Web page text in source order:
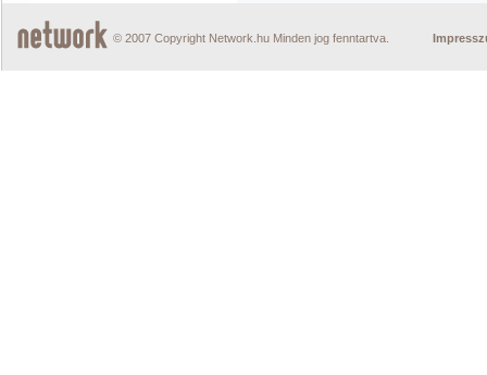
© 2007 Copyright Network.hu Minden jog fenntartva.